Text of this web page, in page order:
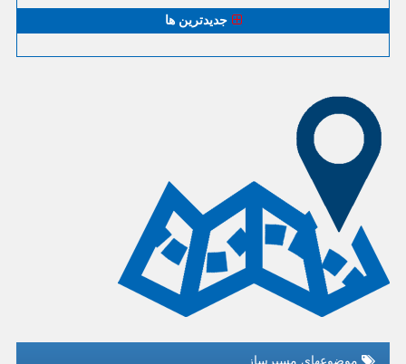
جدیدترین ها
موضوعهای مسیرساز